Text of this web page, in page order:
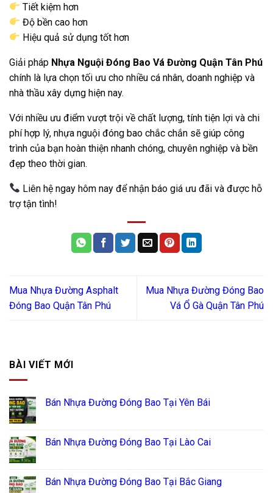
Tiết kiệm hơn
Độ bền cao hơn
Hiệu quả sử dụng tốt hơn
Giải pháp Nhựa Nguội Đóng Bao Vá Đường Quận Tân Phú
chính là lựa chọn tối ưu cho nhiều cá nhân, doanh nghiệp và
nhà thầu xây dựng hiện nay.
Với nhiều ưu điểm vượt trội về chất lượng, tính tiện lợi và chi
phí hợp lý, nhựa nguội đóng bao chắc chắn sẽ giúp công
trình của bạn hoàn thiện nhanh chóng, chuyên nghiệp và bền
đẹp theo thời gian.
Liên hệ ngay hôm nay để nhận báo giá ưu đãi và được hỗ
trợ tận tình!
Mua Nhựa Đường Asphalt
Đóng Bao Quận Tân Phú
Mua Nhựa Đường Đóng Bao
Vá Ổ Gà Quận Tân Phú
BÀI VIẾT MỚI
Bán Nhựa Đường Đóng Bao Tại Yên Bái
Bán Nhựa Đường Đóng Bao Tại Lào Cai
Bán Nhựa Đường Đóng Bao Tại Bắc Giang